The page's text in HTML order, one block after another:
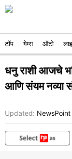
टॉप गेम्स ऑटो
धनु राशी आजचे
आणि संयम नव्या
Updated: NewsPoint